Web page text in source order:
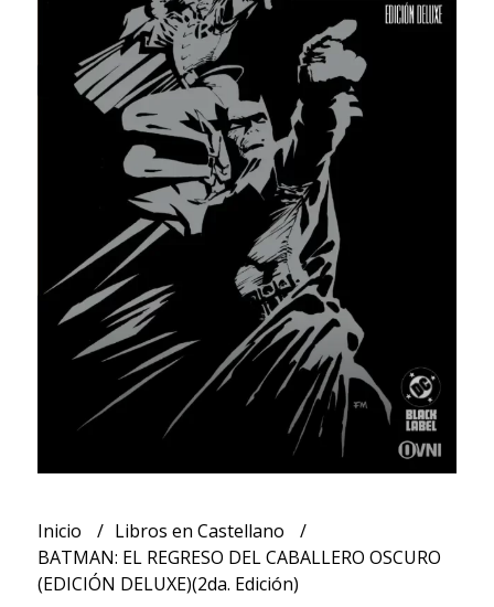
Inicio
Libros en Castellano
BATMAN: EL REGRESO DEL CABALLERO OSCURO
(EDICIÓN DELUXE)(2da. Edición)